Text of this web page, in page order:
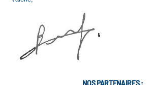
NOS PARTENAIRES :